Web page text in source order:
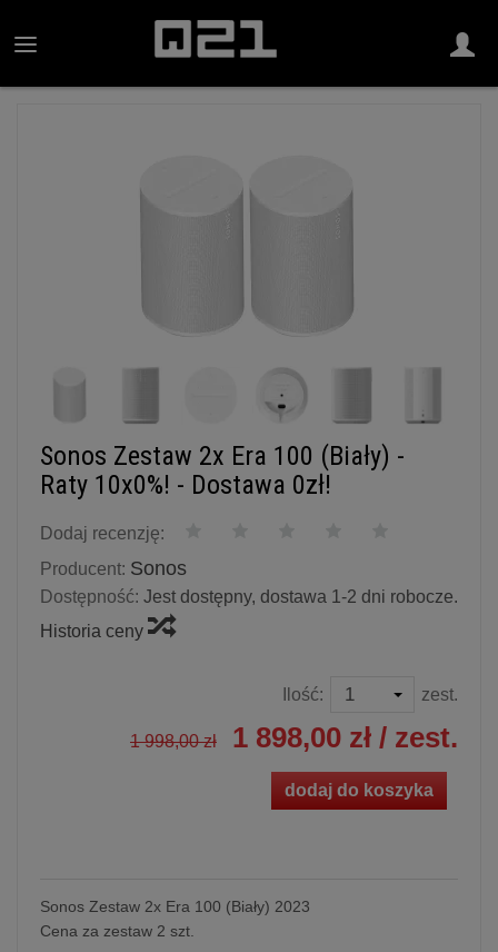
Sonos Zestaw 2x Era 100 (Biały) -
Raty 10x0%! - Dostawa 0zł!
Dodaj recenzję:
Producent: Sonos
Dostępność: Jest dostępny, dostawa 1-2 dni robocze.
Historia ceny
Ilość: zest.
1 998,00 zł 1 898,00 zł / zest.
dodaj do koszyka
Sonos Zestaw 2x Era 100 (Biały) 2023
Cena za zestaw 2 szt.